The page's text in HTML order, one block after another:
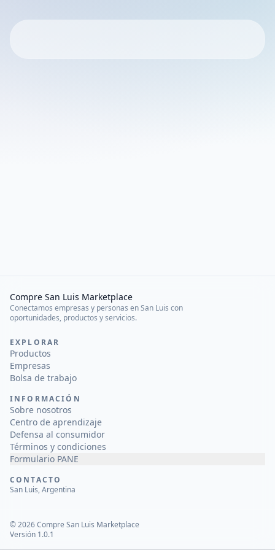
Compre San Luis Marketplace
Conectamos empresas y personas en San Luis con
oportunidades, productos y servicios.
EXPLORAR
Productos
Empresas
Bolsa de trabajo
INFORMACIÓN
Sobre nosotros
Centro de aprendizaje
Defensa al consumidor
Términos y condiciones
Formulario PANE
CONTACTO
San Luis, Argentina
©2026Compre San Luis Marketplace
Versión 1.0.1